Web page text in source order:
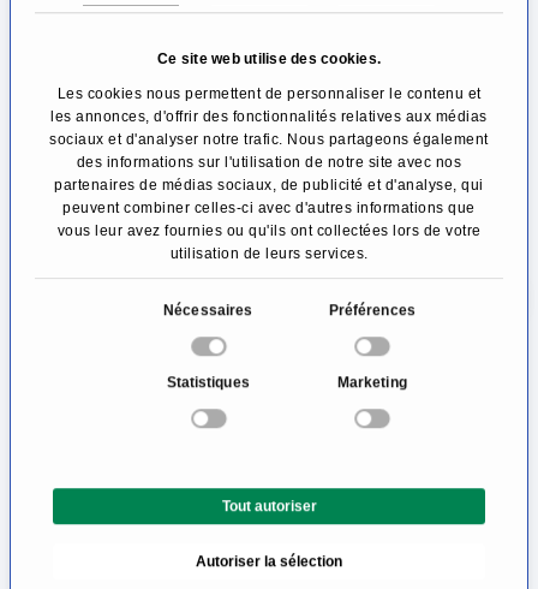
Ce site web utilise des cookies.
Les cookies nous permettent de personnaliser le contenu et
les annonces, d'offrir des fonctionnalités relatives aux médias
sociaux et d'analyser notre trafic. Nous partageons également
des informations sur l'utilisation de notre site avec nos
partenaires de médias sociaux, de publicité et d'analyse, qui
peuvent combiner celles-ci avec d'autres informations que
vous leur avez fournies ou qu'ils ont collectées lors de votre
utilisation de leurs services.
Nécessaires Préférences
Statistiques Marketing
Tout autoriser
Autoriser la sélection
souvent de processus dégénératifs. En cas
d'arthrose prononcée de la hanche ou de
fracture du col du fémur, notamment chez les
personnes âgées, la pose d'une endoprothèse
de la hanche est fréquemment recommandée.
Afin d'éviter une perte de sang significative,
prothèse de hanche à ciel ouvert, l'opération
est réalisée par chirurgie mini-invasive dans la
clinique de chirurgie orthopédique et
traumatologique dirigée par le Dr Weber. Cette
expertise particulière et, en plus de réduire la
une récupération plus rapide et un temps